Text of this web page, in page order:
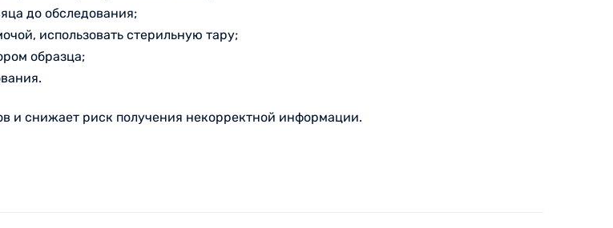
до обследования;
использовать стерильную тару;
образца;
и снижает риск получения некорректной информации.